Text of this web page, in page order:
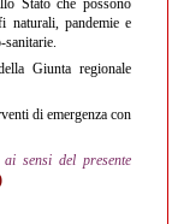
Stato che possono
naturali, pandemie e
sanitarie.
Giunta regionale
di emergenza con
sensi del presente